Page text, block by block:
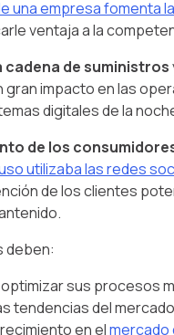
una empresa fomenta
ventaja a la
cadena de suministros
impacto en las
digitales de la
de los
utilizaba las redes
de los clientes
deben:
sus procesos
tendencias del
en elmercado